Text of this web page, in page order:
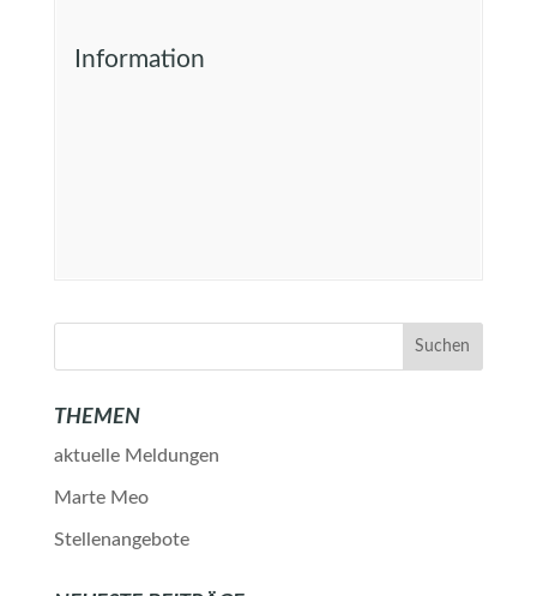
Information
THEMEN
aktuelle Meldungen
Marte Meo
Stellenangebote